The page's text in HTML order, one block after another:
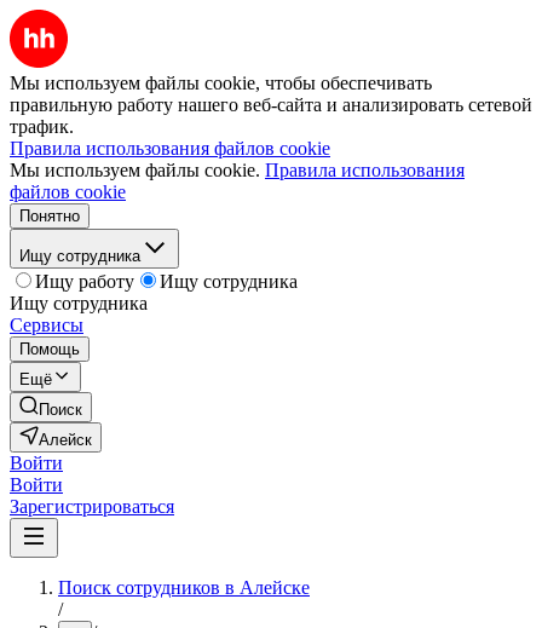
Мы используем файлы cookie, чтобы обеспечивать
правильную работу нашего веб-сайта и анализировать сетевой
трафик.
Правила использования файлов cookie
Мы используем файлы cookie. Правила использования
файлов cookie
Понятно
Ищу сотрудника
Ищу работу
Ищу сотрудника
Ищу сотрудника
Сервисы
Помощь
Ещё
Поиск
Алейск
Войти
Войти
Зарегистрироваться
Поиск сотрудников в Алейске
/